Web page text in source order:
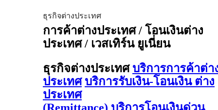
ธุรกิจต่างประเทศ
การค้าต่างประเทศ / โอนเงินต่าง
ประเทศ / เวสเทิร์น ยูเนี่ยน
ธุรกิจต่างประเทศ บริการการค้าต่า
ประเทศ บริการรับเงิน-โอนเงิน ต่าง
ประเทศ
(Remittance) บริการโอนเงินด่วน